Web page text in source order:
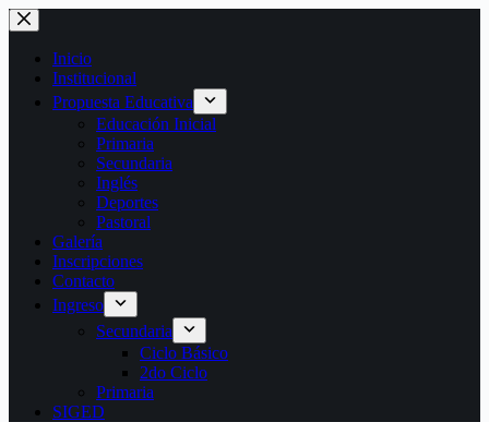
Saltar
al
contenido
Inicio
Institucional
Propuesta Educativa
Educación Inicial
Primaria
Secundaria
Inglés
Deportes
Pastoral
Galería
Inscripciones
Contacto
Ingreso
Secundaria
Ciclo Básico
2do Ciclo
Primaria
SIGED